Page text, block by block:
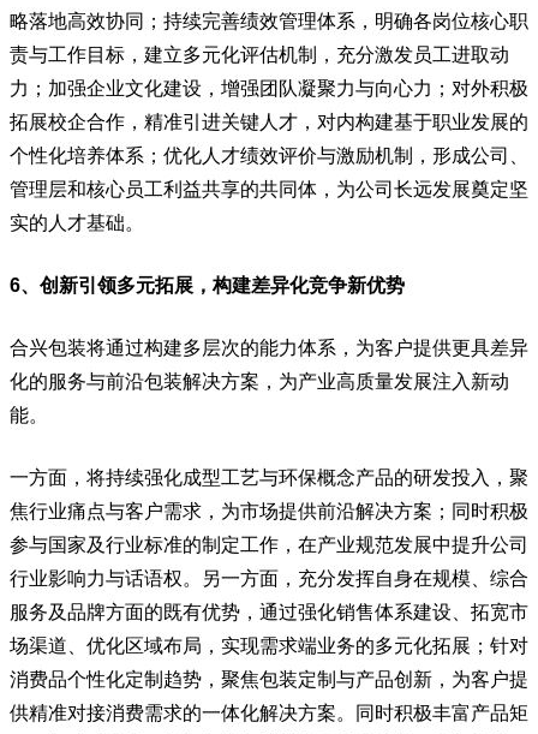
略落地高效协同；持续完善绩效管理体系，明确各岗位核心职
责与工作目标，建立多元化评估机制，充分激发员工进取动
力；加强企业文化建设，增强团队凝聚力与向心力；对外积极
拓展校企合作，精准引进关键人才，对内构建基于职业发展的
个性化培养体系；优化人才绩效评价与激励机制，形成公司、
管理层和核心员工利益共享的共同体，为公司长远发展奠定坚
实的人才基础。
6、创新引领多元拓展，构建差异化竞争新优势
合兴包装将通过构建多层次的能力体系，为客户提供更具差异
化的服务与前沿包装解决方案，为产业高质量发展注入新动
能。
一方面，将持续强化成型工艺与环保概念产品的研发投入，聚
焦行业痛点与客户需求，为市场提供前沿解决方案；同时积极
参与国家及行业标准的制定工作，在产业规范发展中提升公司
行业影响力与话语权。另一方面，充分发挥自身在规模、综合
服务及品牌方面的既有优势，通过强化销售体系建设、拓宽市
场渠道、优化区域布局，实现需求端业务的多元化拓展；针对
消费品个性化定制趋势，聚焦包装定制与产品创新，为客户提
供精准对接消费需求的一体化解决方案。同时积极丰富产品矩